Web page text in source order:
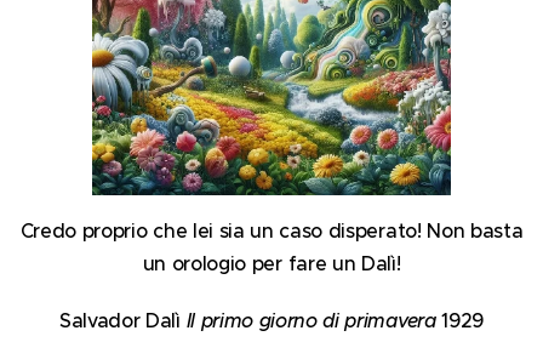
Credo proprio che lei sia un caso disperato! Non basta
un orologio per fare un Dalì!
Salvador Dalì Il primo giorno di primavera1929